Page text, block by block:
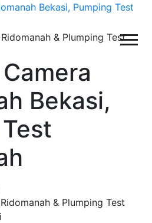
Bekasi,
& Plumping Test